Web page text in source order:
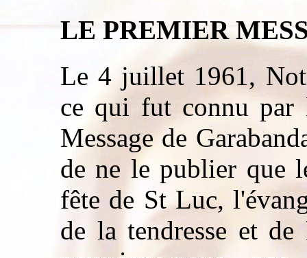
LE PREMIER
Le 4 juillet 1961,
ce qui fut connu par
Message de
de ne le publier que
fête de St Luc,
de la tendresse et